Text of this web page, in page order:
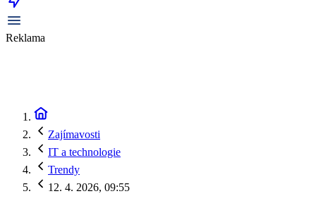
Reklama
Zajímavosti
IT a technologie
Trendy
12. 4. 2026, 09:55